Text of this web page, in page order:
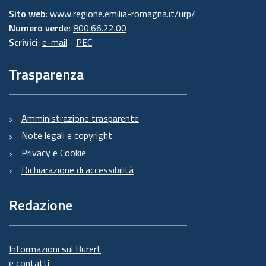
Sito web: www.regione.emilia-romagna.it/urp/
Numero verde: 800.66.22.00
Scrivici: e-mail - PEC
Trasparenza
Amministrazione trasparente
Note legali e copyright
Privacy e Cookie
Dichiarazione di accessibilità
Redazione
Informazioni sul Burert
e contatti